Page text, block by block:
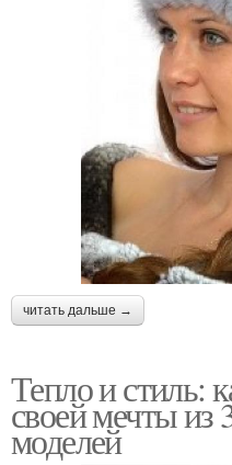
читать дальше →
Тепло и стиль:
своей мечты из
моделей